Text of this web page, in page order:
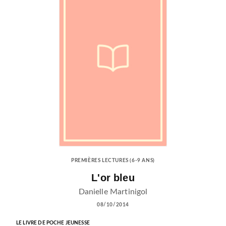
PREMIÈRES LECTURES (6-9 ANS)
L'or bleu
Danielle Martinigol
08/10/2014
LE LIVRE DE POCHE JEUNESSE